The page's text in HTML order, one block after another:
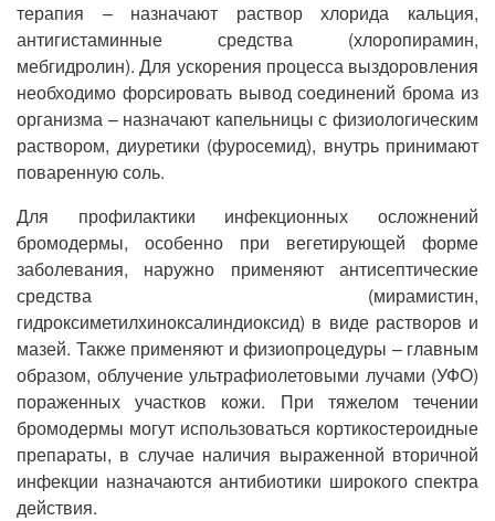
терапия – назначают раствор хлорида кальция,
антигистаминные средства (хлоропирамин,
мебгидролин). Для ускорения процесса выздоровления
необходимо форсировать вывод соединений брома из
организма – назначают капельницы с физиологическим
раствором, диуретики (фуросемид), внутрь принимают
поваренную соль.
Для профилактики инфекционных осложнений
бромодермы, особенно при вегетирующей форме
заболевания, наружно применяют антисептические
средства (мирамистин,
гидроксиметилхиноксалиндиоксид) в виде растворов и
мазей. Также применяют и физиопроцедуры – главным
образом, облучение ультрафиолетовыми лучами (УФО)
пораженных участков кожи. При тяжелом течении
бромодермы могут использоваться кортикостероидные
препараты, в случае наличия выраженной вторичной
инфекции назначаются антибиотики широкого спектра
действия.